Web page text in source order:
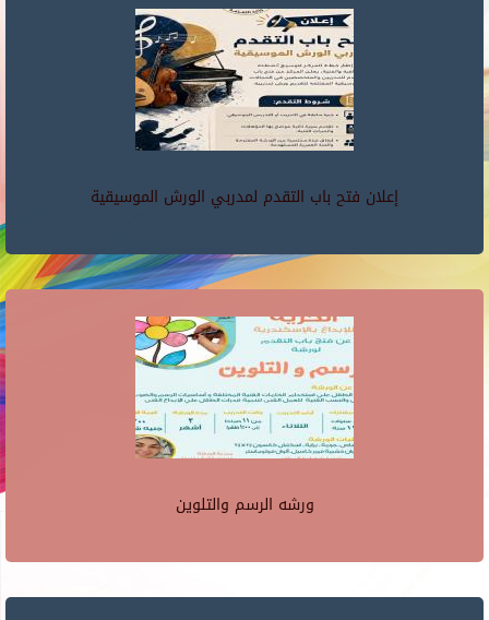
إعلان فتح باب التقدم لمدربي الورش الموسيقية
ورشه الرسم والتلوين